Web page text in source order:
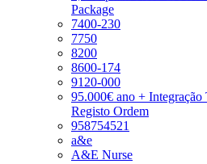
Package
7400-230
7750
8200
8600-174
9120-000
95.000€ ano + Integração
Registo Ordem
958754521
a&e
A&E Nurse